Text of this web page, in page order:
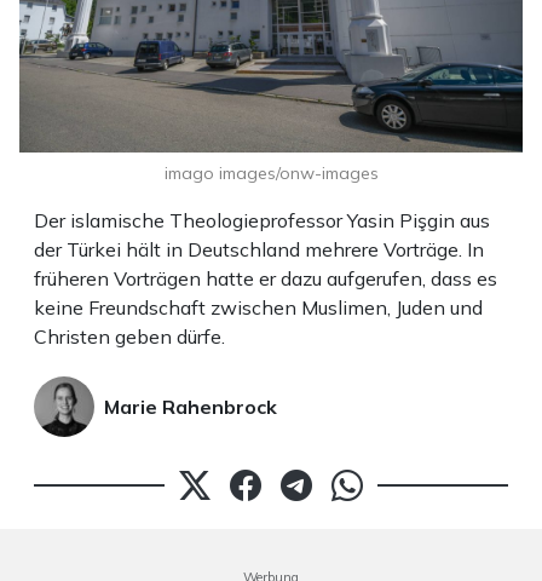
Der islamische Theologieprofessor Yasin Pişgin aus
der Türkei hält in Deutschland mehrere Vorträge. In
früheren Vorträgen hatte er dazu aufgerufen, dass es
keine Freundschaft zwischen Muslimen, Juden und
Christen geben dürfe.
Marie Rahenbrock
imago images/onw-images
Werbung